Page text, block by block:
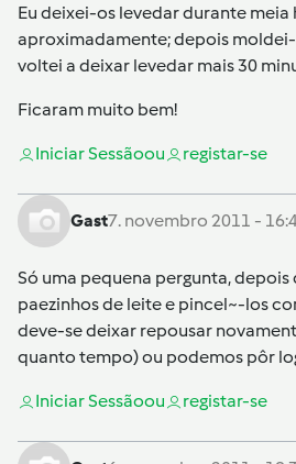
Eu deixei-os levedar durante meia
aproximadamente; depois
voltei a deixar levedar mais 30
Ficaram muito bem!
Iniciar Sessãoou registar-se
Gast7. novembro 2011 -
Só uma pequena pergunta, depois
paezinhos de leite e pincel~-los
deve-se deixar repousar
quanto tempo) ou podemos pôr
Iniciar Sessãoou registar-se